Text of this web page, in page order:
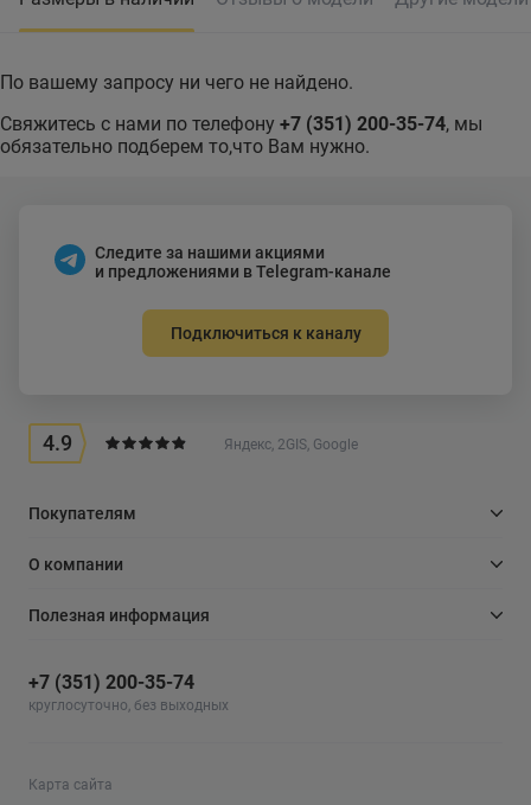
По вашему запросу ни чего не найдено.
Свяжитесь с нами по телефону +7 (351) 200-35-74, мы
обязательно подберем то,что Вам нужно.
Следите за нашими акциями
и предложениями в Telegram-канале
Подключиться к каналу
4.9 Яндекс, 2GIS, Google
Покупателям
О компании
Полезная информация
+7 (351) 200-35-74
круглосуточно, без выходных
Карта сайта